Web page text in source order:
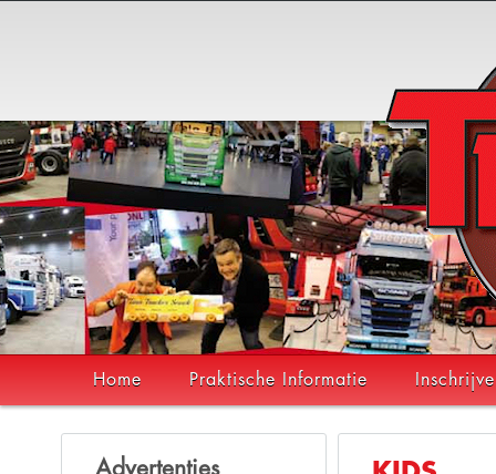
Home Praktische Informatie
Advertenties